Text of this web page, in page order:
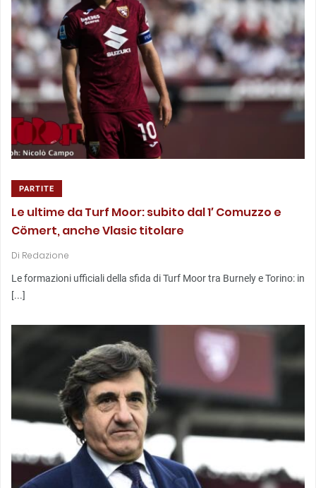
PARTITE
Le ultime da Turf Moor: subito dal 1′ Comuzzo e
Cömert, anche Vlasic titolare
Di Redazione
Le formazioni ufficiali della sfida di Turf Moor tra Burnely e Torino: in
[...]